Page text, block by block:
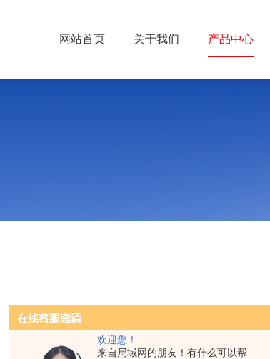
欢迎您！
来自局域网的朋友！有什么可以帮
网站首页 关于我们 产品中心